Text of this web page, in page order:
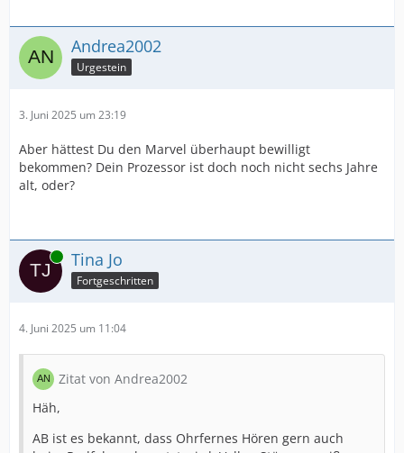
Andrea2002
Urgestein
3. Juni 2025 um 23:19
Aber hättest Du den Marvel überhaupt bewilligt
bekommen? Dein Prozessor ist doch noch nicht sechs Jahre
alt, oder?
Online Tina Jo
Fortgeschritten
4. Juni 2025 um 11:04
Zitat von Andrea2002
Häh,
AB ist es bekannt, dass Ohrfernes Hören gern auch